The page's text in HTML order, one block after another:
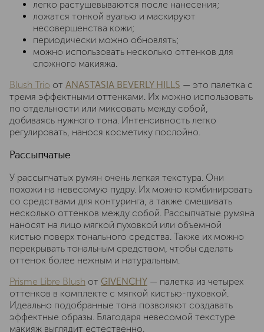
легко растушевываются после нанесения;
ложатся тонкой вуалью и маскируют
несовершенства кожи;
периодически можно обновлять;
можно использовать несколько оттенков для
сложного макияжа.
Blush Trio от ANASTASIA BEVERLY HILLS — это палетка с
тремя эффектными оттенками. Их можно использовать
по отдельности или миксовать между собой,
добиваясь нужного тона. Интенсивность легко
регулировать, нанося косметику послойно.
Рассыпчатые
У рассыпчатых румян очень легкая текстура. Они
похожи на невесомую пудру. Их можно комбинировать
со средствами для контуринга, а также смешивать
несколько оттенков между собой. Рассыпчатые румяна
наносят на лицо мягкой пуховкой или объемной
кистью поверх тонального средства. Также их можно
перекрывать тональным средством, чтобы сделать
оттенок более нежным и натуральным.
Prisme Libre Blush от GIVENCHY — палетка из четырех
оттенков в комплекте с мягкой кистью-пуховкой.
Идеально подобранные тона позволяют создавать
эффектные образы. Благодаря невесомой текстуре
макияж выглядит естественно.